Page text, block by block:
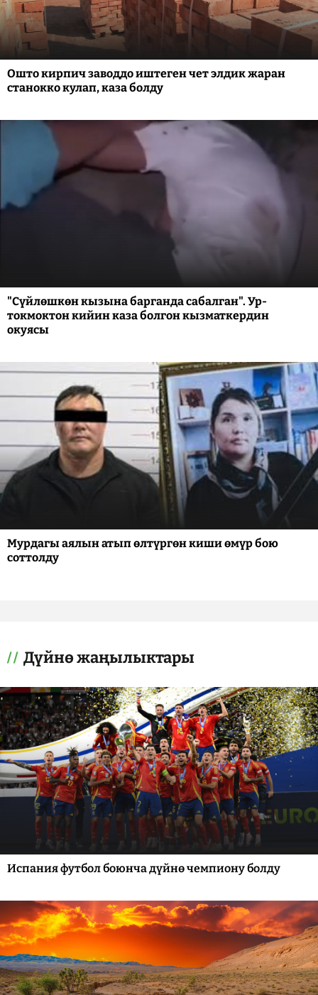
Ошто кирпич заводдо иштеген чет элдик жаран
станокко кулап, каза болду
"Сүйлөшкөн кызына барганда сабалган". Ур-
токмоктон кийин каза болгон кызматкердин
окуясы
Мурдагы аялын атып өлтүргөн киши өмүр бою
соттолду
Дүйнө жаңылыктары
Испания футбол боюнча дүйнө чемпиону болду